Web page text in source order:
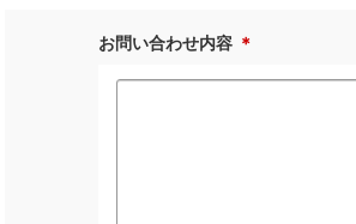
お問い合わせ内容 ＊